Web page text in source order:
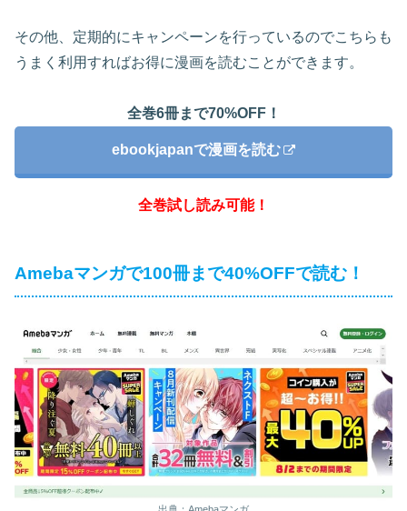
その他、定期的にキャンペーンを行っているのでこちらも
うまく利用すればお得に漫画を読むことができます。
全巻6冊まで70%OFF！
ebookjapanで漫画を読む
全巻試し読み可能！
Amebaマンガで100冊まで40%OFFで読む！